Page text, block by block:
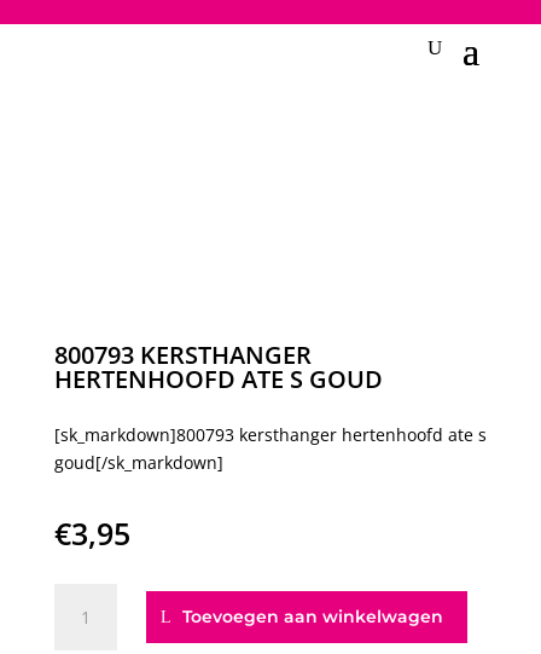
800793 KERSTHANGER
HERTENHOOFD ATE S GOUD
[sk_markdown]800793 kersthanger hertenhoofd ate s
goud[/sk_markdown]
€3,95
kersthanger
Toevoegen aan winkelwagen